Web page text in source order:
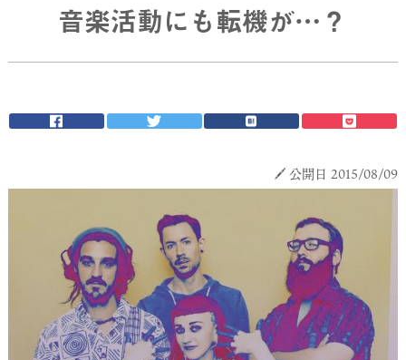
音楽活動にも転機が…？
公開日 2015/08/09